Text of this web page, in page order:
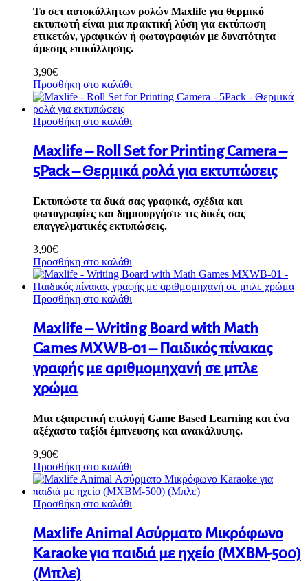
Το σετ αυτοκόλλητων ρολών Maxlife για θερμικό
εκτυπωτή είναι μια πρακτική λύση για εκτύπωση
ετικετών, γραφικών ή φωτογραφιών με δυνατότητα
άμεσης επικόλλησης.
3,90€
Προσθήκη στο καλάθι
Προσθήκη στο καλάθι
Maxlife – Roll Set for Printing Camera –
5Pack – Θερμικά ρολά για εκτυπώσεις
Εκτυπώστε τα δικά σας γραφικά, σχέδια και
φωτογραφίες και δημιουργήστε τις δικές σας
επαγγελματικές εκτυπώσεις.
3,90€
Προσθήκη στο καλάθι
Προσθήκη στο καλάθι
Maxlife – Writing Board with Math
Games MXWB-01 – Παιδικός πίνακας
γραφής με αριθμομηχανή σε μπλε
χρώμα
Μια εξαιρετική επιλογή Game Based Learning και ένα
αξέχαστο ταξίδι έμπνευσης και ανακάλυψης.
9,90€
Προσθήκη στο καλάθι
Προσθήκη στο καλάθι
Maxlife Animal Ασύρματο Μικρόφωνο
Karaoke για παιδιά με ηχείο (MXBM-500)
(Μπλε)